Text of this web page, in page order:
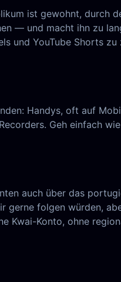
ist gewohnt, durch
— und macht ihn zu
und YouTube Shorts
Handys, oft auf
Geh einfach
auch über das
folgen würden,
Kwai-Konto, ohne